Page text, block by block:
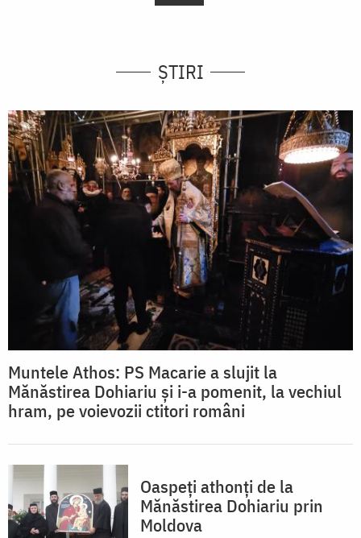
ȘTIRI
Muntele Athos: PS Macarie a slujit la
Mănăstirea Dohiariu și i-a pomenit, la vechiul
hram, pe voievozii ctitori români
Oaspeți athonți de la
Mănăstirea Dohiariu prin
Moldova